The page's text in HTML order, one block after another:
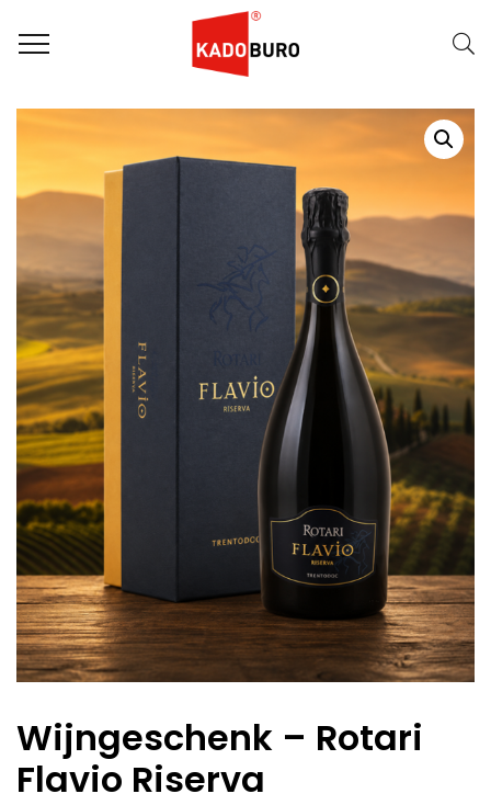
Home
Wijnpakketten
Wijngeschenk – Rotari Flavio Riserva
Wijngeschenk – Rotari
Flavio Riserva